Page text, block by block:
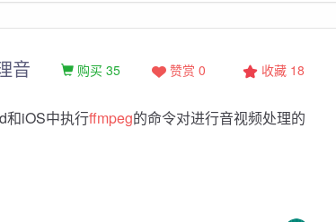
音 收藏 18
赞赏 0
购买 35
和iOS中执行ffmpeg的命令对进行音视频处理的